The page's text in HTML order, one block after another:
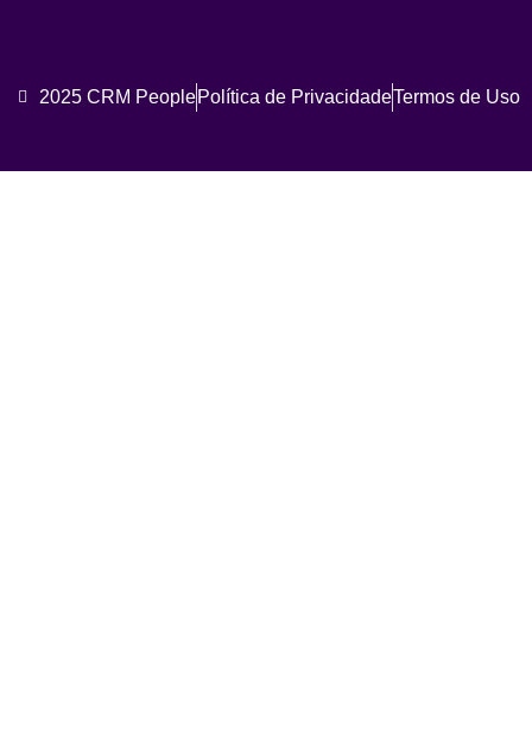
2025 CRM PeoplePolítica de PrivacidadeTermos de Uso